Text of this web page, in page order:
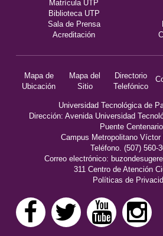
Matrícula UTP
Biblioteca UTP
Sala de Prensa
Acreditación
Mapa de
Ubicación
Mapa del
Sitio
Directorio
Telefónico
Universidad Tecnológica de
Dirección: Avenida Universidad
Puente
Campus Metropolitano
Teléfono. (507) 560-
Correo electrónico:
311 Centro de Atención
Políticas de